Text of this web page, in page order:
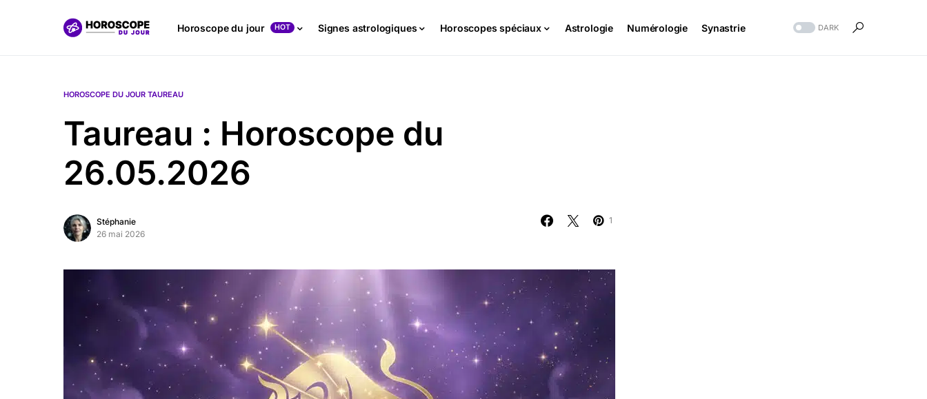
Horoscope du jour HOT Signes astrologiques Horoscopes spéciaux Astrologie Numérologie Synastrie DARK
HOROSCOPE DU JOUR TAUREAU
Taureau : Horoscope du
26.05.2026
Stéphanie
26 mai 2026
1